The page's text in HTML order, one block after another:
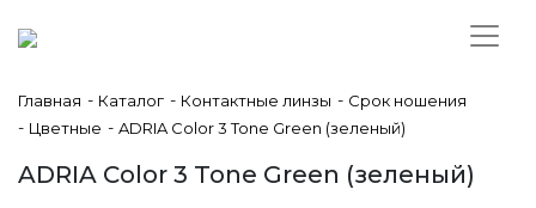
Главная - Каталог - Контактные линзы - Срок ношения
- Цветные - ADRIA Color 3 Tone Green (зеленый)
ADRIA Color 3 Tone Green (зеленый)